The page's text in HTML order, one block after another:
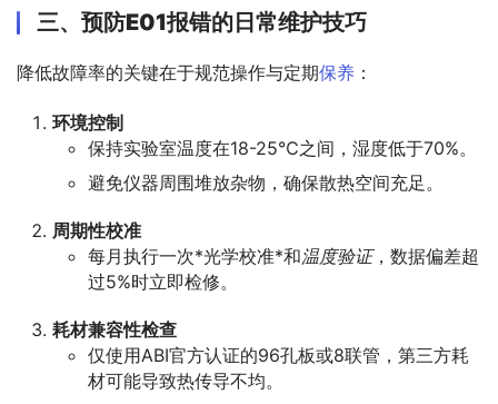
三、预防E01报错的日常维护技巧
降低故障率的关键在于规范操作与定期保养 ：
环境控制
保持实验室温度在18-25℃之间，湿度低于70%。
避免仪器周围堆放杂物，确保散热空间充足。
周期性校准
每月执行一次*光学校准*和温度验证，数据偏差超
过5%时立即检修。
耗材兼容性检查
仅使用ABI官方认证的96孔板或8联管，第三方耗
材可能导致热传导不均。